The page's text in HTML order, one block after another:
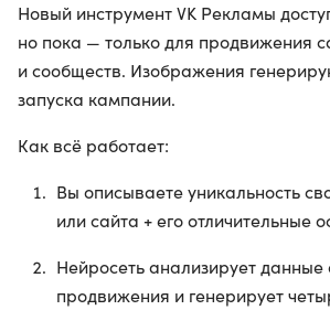
Новый инструмент VK Рекламы
но пока — только для продвижения
и сообществ. Изображения
запуска кампании.
Как всё работает:
Вы описываете уникальность
или сайта + его отличительные
Нейросеть анализирует данные
продвижения и генерирует